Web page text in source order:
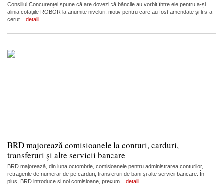
Consiliul Concurenței spune că are dovezi că băncile au vorbit între ele pentru a-și
alinia cotațiile ROBOR la anumite niveluri, motiv pentru care au fost amendate și li s-a
cerut... detalii
BRD majorează comisioanele la conturi, carduri,
transferuri și alte servicii bancare
BRD majorează, din luna octombrie, comisioanele pentru administrarea conturilor,
retragerile de numerar de pe carduri, transferuri de bani și alte servicii bancare. În
plus, BRD introduce și noi comisioane, precum... detalii